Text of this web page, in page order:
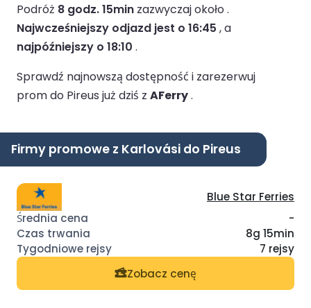
Podróż 8 godz. 15min zazwyczaj około .
Najwcześniejszy odjazd jest o 16:45 , a
najpóźniejszy o 18:10 .
Sprawdź najnowszą dostępność i zarezerwuj
prom do Pireus już dziś z AFerry.
Firmy promowe z Karlovási do Pireus
Blue Star Ferries
-
8g 15min
7 rejsy
Zobacz cenę